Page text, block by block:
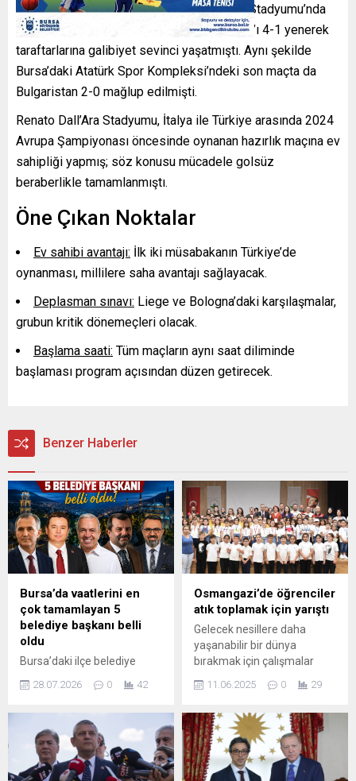
sezonun öncesinde A Milli Takım, Kocaeli Stadyumu’nda
2026 Dünya Kupası elemelerinde Gürcistan’ı 4-1 yenerek
taraftarlarına galibiyet sevinci yaşatmıştı. Aynı şekilde
Bursa’daki Atatürk Spor Kompleksi’ndeki son maçta da
Bulgaristan 2-0 mağlup edilmişti.
Renato Dall’Ara Stadyumu, İtalya ile Türkiye arasında 2024
Avrupa Şampiyonası öncesinde oynanan hazırlık maçına ev
sahipliği yapmış; söz konusu mücadele golsüz
beraberlikle tamamlanmıştı.
Öne Çıkan Noktalar
Ev sahibi avantajı: İlk iki müsabakanın Türkiye’de
oynanması, millilere saha avantajı sağlayacak.
Deplasman sınavı: Liege ve Bologna’daki karşılaşmalar,
grubun kritik dönemeçleri olacak.
Başlama saati: Tüm maçların aynı saat diliminde
başlaması program açısından düzen getirecek.
Benzer Haberler
Bursa’da vaatlerini en
çok tamamlayan 5
belediye başkanı belli
oldu
Bursa’daki ilçe belediye
başkanlarının ikinci yıl
performanslarını
seçim döneminde açıklanan
vaatlerin tamamlanma
oranları sıralandı. Paylaşılan
verilere göre listenin ilk
28.07.2026 0 42
Osmangazi’de öğrenciler
atık toplamak için yarıştı
Gelecek nesillere daha
yaşanabilir bir dünya
bırakmak için çalışmalar
yürüten Osmangazi
Belediyesi, öğrencilerde sıfır
amacıyla Okullar Arası
Ödüllü Atık Toplama
Yarışması düzenledi.
Düzenlenen yarışmada
11.06.2025 0 29